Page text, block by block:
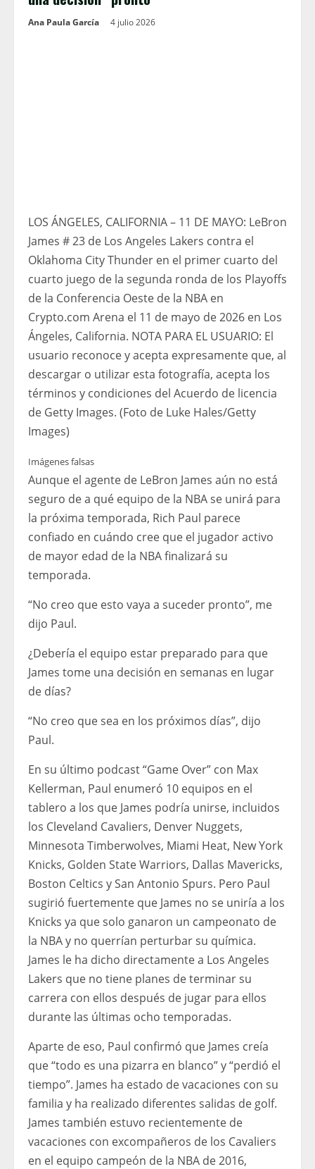
Ana Paula García 4 julio 2026
LOS ÁNGELES, CALIFORNIA – 11 DE MAYO: LeBron
James # 23 de Los Angeles Lakers contra el
Oklahoma City Thunder en el primer cuarto del
cuarto juego de la segunda ronda de los Playoffs
de la Conferencia Oeste de la NBA en
Crypto.com Arena el 11 de mayo de 2026 en Los
Ángeles, California. NOTA PARA EL USUARIO: El
usuario reconoce y acepta expresamente que, al
descargar o utilizar esta fotografía, acepta los
términos y condiciones del Acuerdo de licencia
de Getty Images. (Foto de Luke Hales/Getty
Images)
Imágenes falsas
Aunque el agente de LeBron James aún no está
seguro de a qué equipo de la NBA se unirá para
la próxima temporada, Rich Paul parece
confiado en cuándo cree que el jugador activo
de mayor edad de la NBA finalizará su
temporada.
“No creo que esto vaya a suceder pronto”, me
dijo Paul.
¿Debería el equipo estar preparado para que
James tome una decisión en semanas en lugar
de días?
“No creo que sea en los próximos días”, dijo
Paul.
En su último podcast “Game Over” con Max
Kellerman, Paul enumeró 10 equipos en el
tablero a los que James podría unirse, incluidos
los Cleveland Cavaliers, Denver Nuggets,
Minnesota Timberwolves, Miami Heat, New York
Knicks, Golden State Warriors, Dallas Mavericks,
Boston Celtics y San Antonio Spurs. Pero Paul
sugirió fuertemente que James no se uniría a los
Knicks ya que solo ganaron un campeonato de
la NBA y no querrían perturbar su química.
James le ha dicho directamente a Los Angeles
Lakers que no tiene planes de terminar su
carrera con ellos después de jugar para ellos
durante las últimas ocho temporadas.
Aparte de eso, Paul confirmó que James creía
que “todo es una pizarra en blanco” y “perdió el
tiempo”. James ha estado de vacaciones con su
familia y ha realizado diferentes salidas de golf.
James también estuvo recientemente de
vacaciones con excompañeros de los Cavaliers
en el equipo campeón de la NBA de 2016,